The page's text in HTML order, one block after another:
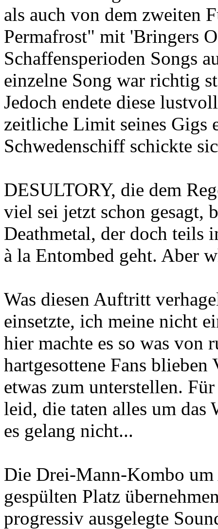
als auch von dem zweiten
Permafrost" mit 'Bringers
Schaffensperioden Songs
einzelne Song war richtig
Jedoch endete diese
zeitliche Limit seines Gigs
Schwedenschiff schickte
DESULTORY, die dem
viel sei jetzt schon gesagt,
Deathmetal, der doch teils
à la Entombed geht. Aber
Was diesen Auftritt
einsetzte, ich meine nicht
hier machte es so was von
hartgesottene Fans blieben
etwas zum unterstellen.
leid, die taten alles um das
es gelang nicht...
Die Drei-Mann-Kombo um
gespülten Platz
progressiv ausgelegte